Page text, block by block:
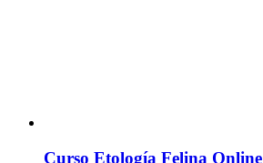
Curso Etología Felina Online